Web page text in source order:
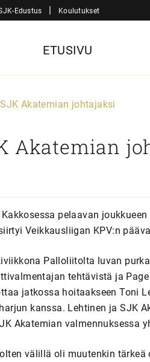
Edustus | Koulutukset
ETUSIVU
Akatemian johtajaksi
Akatemian
pelaavan
Veikkausliigan KPV:n
Palloliitolta luvan
tehtävistä ja
jatkossa hoitaakseen Toni
kanssa. Lehtinen ja SJK
Akatemian valmennuksessa
välillä oli muutenkin